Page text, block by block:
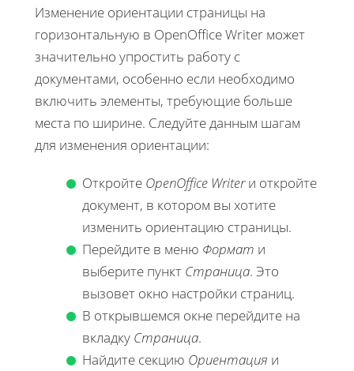
Изменение ориентации страницы на
горизонтальную в OpenOffice Writer может
значительно упростить работу с
документами, особенно если необходимо
включить элементы, требующие больше
места по ширине. Следуйте данным шагам
для изменения ориентации:
Откройте OpenOffice Writerи откройте
документ, в котором вы хотите
изменить ориентацию страницы.
Перейдите в меню Формат и
выберите пункт Страница. Это
вызовет окно настройки страниц.
В открывшемся окне перейдите на
вкладку Страница.
Найдите секцию Ориентация и